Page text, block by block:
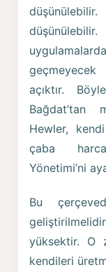
açıktır.
Bağdat’tan
Hewler,
çaba
Yönetimi’ni
Bu
yüksektir. O
kendileri